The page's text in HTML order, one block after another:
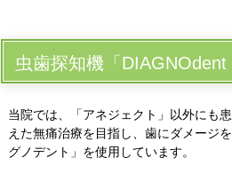
虫歯探知機「
当院では、「アネジェクト」以外にも
えた無痛治療を目指し、歯にダメージ
グノデント」を使用しています。